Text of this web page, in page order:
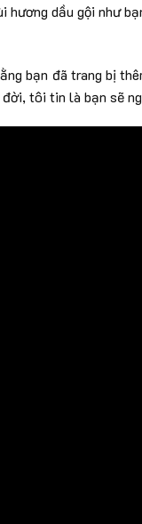
hương dầu gội như
bạn đã trang bị
tôi tin là bạn sẽ